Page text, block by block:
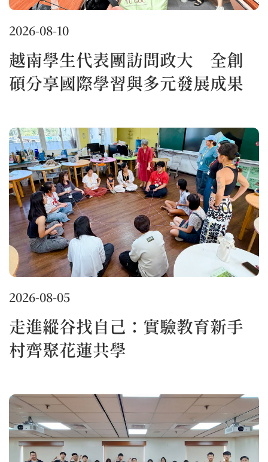
2026-08-10
越南學生代表團訪問政大 全創
碩分享國際學習與多元發展成果
2026-08-05
走進縱谷找自己：實驗教育新手
村齊聚花蓮共學